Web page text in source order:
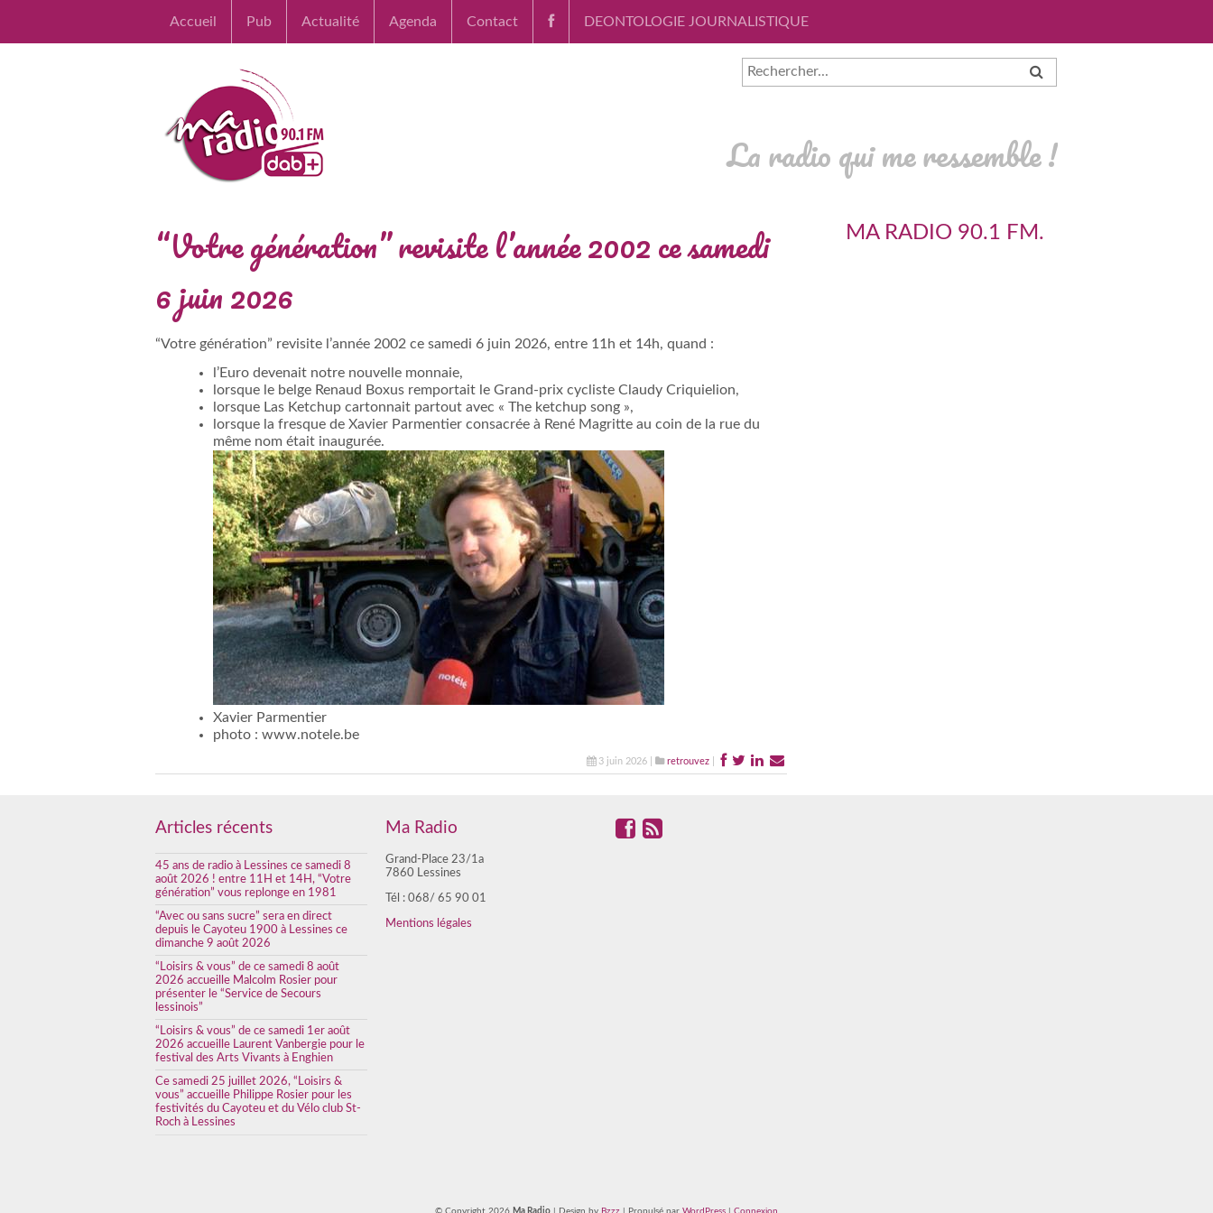
Accueil Pub Actualité Agenda Contact DEONTOLOGIE JOURNALISTIQUE
La radio qui me ressemble !
“Votre génération” revisite l’année 2002 ce samedi
6 juin 2026
“Votre génération” revisite l’année 2002 ce samedi 6 juin 2026, entre 11h et 14h, quand :
l’Euro devenait notre nouvelle monnaie,
lorsque le belge Renaud Boxus remportait le Grand-prix cycliste Claudy Criquielion,
lorsque Las Ketchup cartonnait partout avec « The ketchup song »,
lorsque la fresque de Xavier Parmentier consacrée à René Magritte au coin de la rue du
même nom était inaugurée.
Xavier Parmentier
photo : www.notele.be
3 juin 2026 | retrouvez|
MA RADIO 90.1 FM.
Articles récents
45 ans de radio à Lessines ce samedi 8
août 2026 ! entre 11H et 14H, “Votre
génération” vous replonge en 1981
“Avec ou sans sucre” sera en direct
depuis le Cayoteu 1900 à Lessines ce
dimanche 9 août 2026
“Loisirs & vous” de ce samedi 8 août
2026 accueille Malcolm Rosier pour
présenter le “Service de Secours
lessinois”
“Loisirs & vous” de ce samedi 1er août
2026 accueille Laurent Vanbergie pour le
festival des Arts Vivants à Enghien
Ce samedi 25 juillet 2026, “Loisirs &
vous” accueille Philippe Rosier pour les
festivités du Cayoteu et du Vélo club St-
Roch à Lessines
Ma Radio
Grand-Place 23/1a
7860 Lessines
Tél : 068/ 65 90 01
Mentions légales